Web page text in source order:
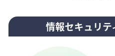
情報セキュリ